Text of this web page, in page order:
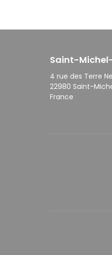
Saint-
4 rue des Terre
22980 Saint-
France